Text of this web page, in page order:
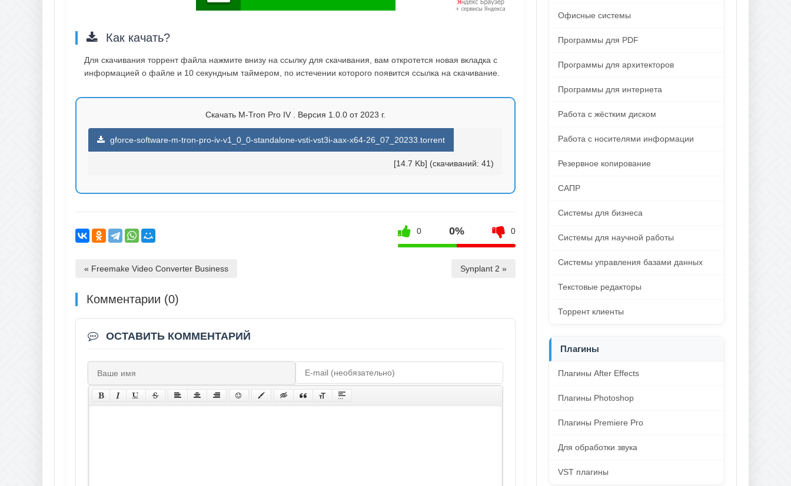
Как качать?
Для скачивания торрент файла нажмите внизу на ссылку для скачивания, вам откротется новая вкладка с
информацией о файле и 10 секундным таймером, по истечении которого появится ссылка на скачивание.
Скачать M-Tron Pro IV . Версия 1.0.0 от 2023 г.
gforce-software-m-tron-pro-iv-v1_0_0-standalone-vsti-vst3i-aax-x64-26_07_20233.torrent
[14.7 Kb] (cкачиваний: 41)
0 0% 0
« Freemake Video Converter Business Synplant 2 »
Комментарии (0)
ОСТАВИТЬ КОММЕНТАРИЙ
Офисные системы
Программы для PDF
Программы для архитекторов
Программы для интернета
Работа с жёстким диском
Работа с носителями информации
Резервное копирование
САПР
Системы для бизнеса
Системы для научной работы
Системы управления базами данных
Текстовые редакторы
Торрент клиенты
Плагины
Плагины After Effects
Плагины Photoshop
Плагины Premiere Pro
Для обработки звука
VST плагины